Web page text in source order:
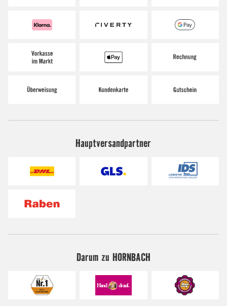
Hauptversandpartner
Darum zu HORNBACH